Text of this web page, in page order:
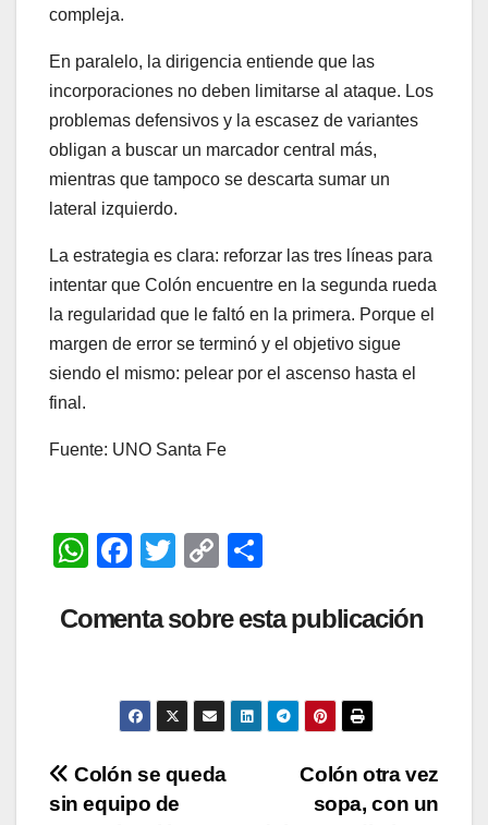
compleja.
En paralelo, la dirigencia entiende que las
incorporaciones no deben limitarse al ataque. Los
problemas defensivos y la escasez de variantes
obligan a buscar un marcador central más,
mientras que tampoco se descarta sumar un
lateral izquierdo.
La estrategia es clara: reforzar las tres líneas para
intentar que Colón encuentre en la segunda rueda
la regularidad que le faltó en la primera. Porque el
margen de error se terminó y el objetivo sigue
siendo el mismo: pelear por el ascenso hasta el
final.
Fuente: UNO Santa Fe
W
at
p
F
c
b
o
k
T
tt
C
p
Li
n
m
ar
tir
Comenta sobre esta publicación
Navegación
Colón otra vez
sopa, con un
Colón se queda
sin equipo de